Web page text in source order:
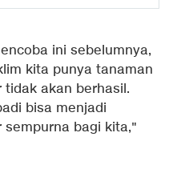
ini sebelumnya,
kita punya tanaman
akan berhasil.
bisa menjadi
bagi kita,"